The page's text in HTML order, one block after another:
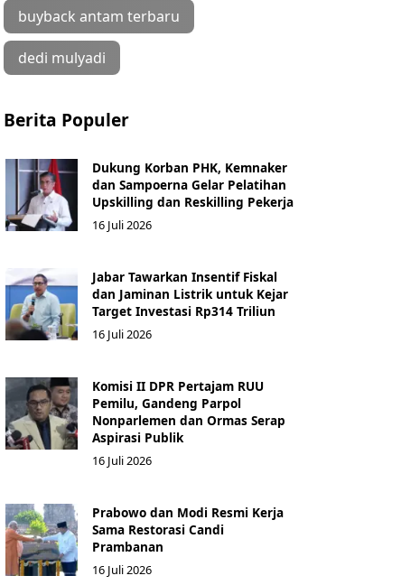
buyback antam terbaru
dedi mulyadi
Berita Populer
Dukung Korban PHK, Kemnaker
dan Sampoerna Gelar Pelatihan
Upskilling dan Reskilling Pekerja
16 Juli 2026
Jabar Tawarkan Insentif Fiskal
dan Jaminan Listrik untuk Kejar
Target Investasi Rp314 Triliun
16 Juli 2026
Komisi II DPR Pertajam RUU
Pemilu, Gandeng Parpol
Nonparlemen dan Ormas Serap
Aspirasi Publik
16 Juli 2026
Prabowo dan Modi Resmi Kerja
Sama Restorasi Candi
Prambanan
16 Juli 2026